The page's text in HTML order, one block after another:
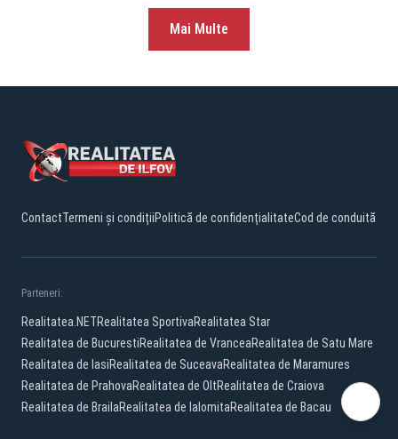
Mai Multe
ContactTermeni și condițiiPolitică de confidențialitateCod de conduită
Parteneri:
Realitatea.NETRealitatea SportivaRealitatea Star
Realitatea de BucurestiRealitatea de VranceaRealitatea de Satu Mare
Realitatea de IasiRealitatea de SuceavaRealitatea de Maramures
Realitatea de PrahovaRealitatea de OltRealitatea de Craiova
Realitatea de BrailaRealitatea de IalomitaRealitatea de Bacau